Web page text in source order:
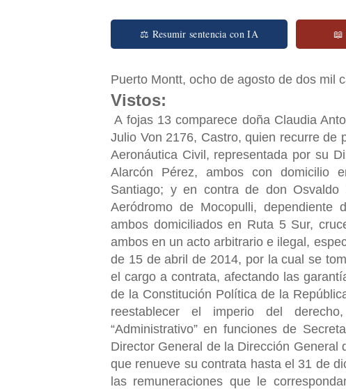
⚖ Resumir sentencia con IA 📖
Puerto Montt, ocho de agosto de dos mil
Vistos:
A fojas 13 comparece doña Claudia
Julio Von 2176, Castro, quien recurre de
Aeronáutica Civil, representada por su
Alarcón Pérez, ambos con domicilio
Santiago; y en contra de don
Aeródromo de Mocopulli, dependiente
ambos domiciliados en Ruta 5 Sur,
ambos en un acto arbitrario e ilegal,
de 15 de abril de 2014, por la cual se
el cargo a contrata, afectando las
de la Constitución Política de la
reestablecer el imperio del
“Administrativo” en funciones de
Director General de la Dirección
que renueve su contrata hasta el 31 de
las remuneraciones que le